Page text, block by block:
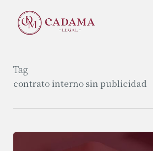
Tag
contrato interno sin publicidad